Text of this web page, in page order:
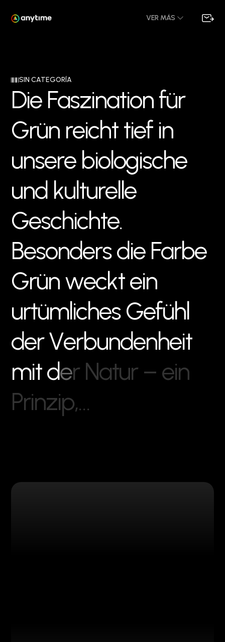
VER MÁS
SIN CATEGORÍA
Die Faszinationfür
Grün reicht tief in
unsere biologische
und kulturelle
Geschichte.
Besondersdie Farbe
Grünwecktein
urtümliches Gefühl
derVerbundenheit
mitder Natur – ein
Prinzip,…